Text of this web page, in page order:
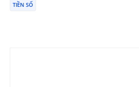
TIỀN SỐ